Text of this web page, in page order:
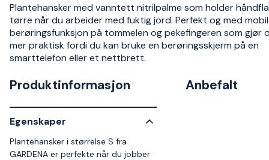
Plantehansker med vanntett nitrilpalme som holder
tørre når du arbeider med fuktig jord. Perfekt og med mobil
berøringsfunksjon på tommelen og pekefingeren som gjør
mer praktisk fordi du kan bruke en berøringsskjerm på en
smarttelefon eller et nettbrett.
Produktinformasjon
Egenskaper
Plantehansker i størrelse S fra
GARDENA er perfekte når du jobber
Anbefalt